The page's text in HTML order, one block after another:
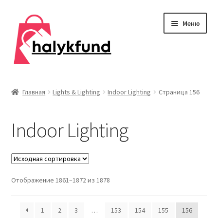
Перейти
навигации
Перейти
содержимому
Меню
О нас
Контакты
Дом и сад
меню
Одежда
Главная Lights & Lighting Indoor Lighting Страница 156
Indoor Lighting
Отображение 1861–1872 из 1878
1 2 3 … 153 154 155 156